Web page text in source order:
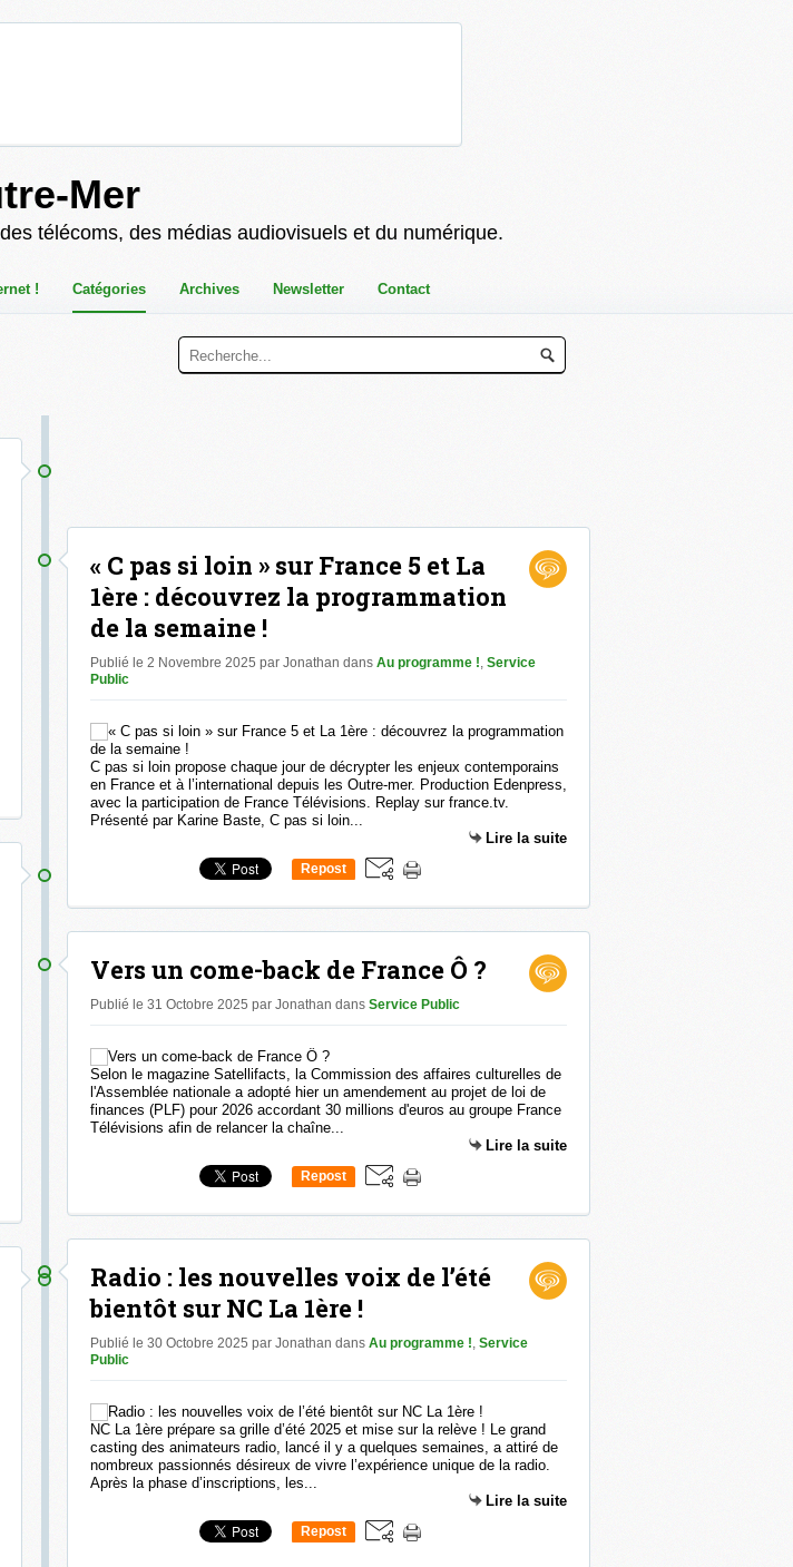
Mer
télécoms, des médias audiovisuels et du numérique.
! Catégories Archives Newsletter Contact
« C pas si loin » sur France 5 et La
1ère : découvrez la programmation
de la semaine !
Publié le 2 Novembre 2025 par Jonathan dans Au programme !, Service
Public
C pas si loin propose chaque jour de décrypter les enjeux contemporains
en France et à l’international depuis les Outre-mer. Production Edenpress,
avec la participation de France Télévisions. Replay sur france.tv.
Présenté par Karine Baste, C pas si loin...
Lire la suite
Repost
Vers un come-back de France Ô ?
Publié le 31 Octobre 2025 par Jonathan dans Service Public
Selon le magazine Satellifacts, la Commission des affaires culturelles de
l'Assemblée nationale a adopté hier un amendement au projet de loi de
finances (PLF) pour 2026 accordant 30 millions d'euros au groupe France
Télévisions afin de relancer la chaîne...
Lire la suite
Repost
Radio : les nouvelles voix de l’été
bientôt sur NC La 1ère !
Publié le 30 Octobre 2025 par Jonathan dans Au programme !, Service
Public
NC La 1ère prépare sa grille d’été 2025 et mise sur la relève ! Le grand
casting des animateurs radio, lancé il y a quelques semaines, a attiré de
nombreux passionnés désireux de vivre l’expérience unique de la radio.
Après la phase d’inscriptions, les...
Lire la suite
Repost